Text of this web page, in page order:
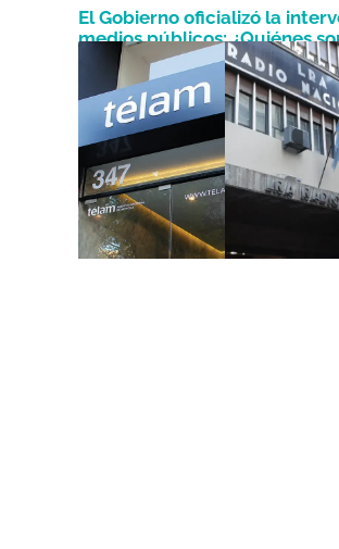
El Gobierno oficializó la
medios públicos: ¿Quiénes
qué podrán hacer?
Febrero 5, 2024